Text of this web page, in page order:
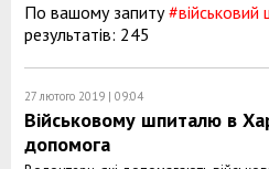
По вашому запиту#військовий
результатів: 245
27 лютого 2019 | 09:04
Військовому шпиталю в
допомога